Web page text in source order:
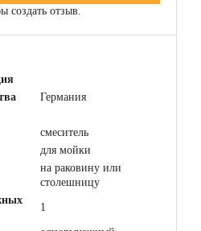
создать отзыв.
Германия
смеситель
для мойки
на раковину или
столешницу
1